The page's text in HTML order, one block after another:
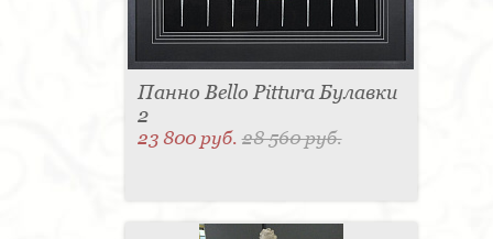
Панно Bello Pittura Булавки
2
23 800 руб.28 560 руб.